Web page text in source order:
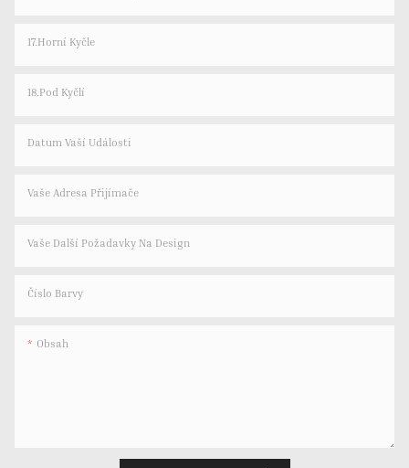
17.Horní Kyčle
18.Pod Kyčlí
Datum Vaší Události
Vaše Adresa Přijímače
Vaše Další Požadavky Na Design
Číslo Barvy
Obsah